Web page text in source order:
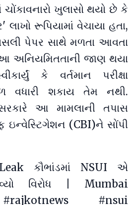
ચોંકાવનારો ખુલાસો થયો છે કે
લાખો રૂપિયામાં વેચાયા હતા,
પેપર સાથે મળતા આવતા
અનિયમિતતાની જાણ થયા
કે વર્તમાન પરીક્ષા
વધારી શકાય તેમ નથી.
આ મામલાની તપાસ
(CBI)ને સોંપી
કૌભાંડમાં NSUI એ
વિરોધ | Mumbai
#rajkotnews
#nsui